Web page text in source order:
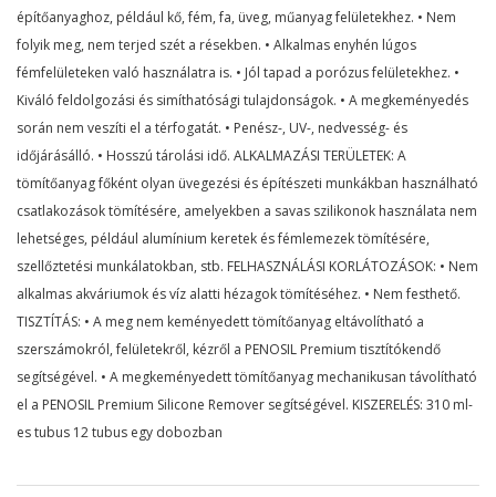
építőanyaghoz, például kő, fém, fa, üveg, műanyag felületekhez. • Nem
folyik meg, nem terjed szét a résekben. • Alkalmas enyhén lúgos
fémfelületeken való használatra is. • Jól tapad a porózus felületekhez. •
Kiváló feldolgozási és simíthatósági tulajdonságok. • A megkeményedés
során nem veszíti el a térfogatát. • Penész-, UV-, nedvesség- és
időjárásálló. • Hosszú tárolási idő. ALKALMAZÁSI TERÜLETEK: A
tömítőanyag főként olyan üvegezési és építészeti munkákban használható
csatlakozások tömítésére, amelyekben a savas szilikonok használata nem
lehetséges, például alumínium keretek és fémlemezek tömítésére,
szellőztetési munkálatokban, stb. FELHASZNÁLÁSI KORLÁTOZÁSOK: • Nem
alkalmas akváriumok és víz alatti hézagok tömítéséhez. • Nem festhető.
TISZTÍTÁS: • A meg nem keményedett tömítőanyag eltávolítható a
szerszámokról, felületekről, kézről a PENOSIL Premium tisztítókendő
segítségével. • A megkeményedett tömítőanyag mechanikusan távolítható
el a PENOSIL Premium Silicone Remover segítségével. KISZERELÉS: 310 ml-
es tubus 12 tubus egy dobozban